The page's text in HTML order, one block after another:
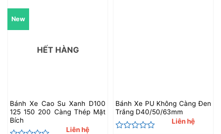
New
HẾT HÀNG
Bánh Xe Cao Su Xanh D100
125 150 200 Càng Thép Mặt
Bích
Liên hệ
Bánh Xe PU Không Càng Đen
Trắng D40/50/63mm
Liên hệ